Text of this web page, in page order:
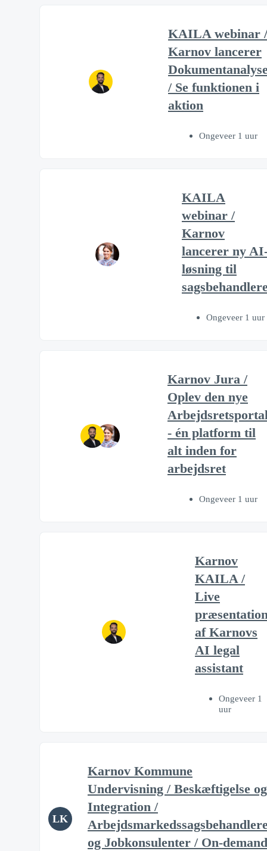
KAILA webinar /
Karnov lancerer
/ Se funktionen i
aktion
Ongeveer 1 uur
KAILA
webinar /
Karnov
lancerer ny
løsning til
Ongeveer 1 uur
Karnov Jura /
Oplev den nye
- én platform til
alt inden for
arbejdsret
Ongeveer 1 uur
Karnov
KAILA /
Live
af Karnovs
AI legal
assistant
Ongeveer 1
uur
LK
Karnov Kommune
Undervisning / Beskæftigelse og
Integration /
og Jobkonsulenter / On-demand